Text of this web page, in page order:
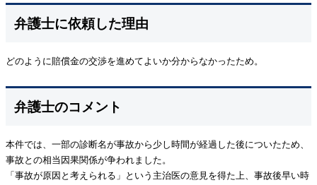
弁護士に依頼した理由
どのように賠償金の交渉を進めてよいか分からなかったため。
弁護士のコメント
本件では、一部の診断名が事故から少し時間が経過した後についたため、
事故との相当因果関係が争われました。
「事故が原因と考えられる」という主治医の意見を得た上、事故後早い時